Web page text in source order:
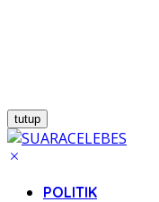
tutup
POLITIK